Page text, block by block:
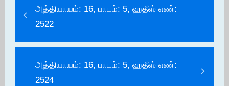
அத்தியாயம்: 16, பாடம்: 5, ஹதீஸ் எண்:
2522
அத்தியாயம்: 16, பாடம்: 5, ஹதீஸ் எண்:
2524